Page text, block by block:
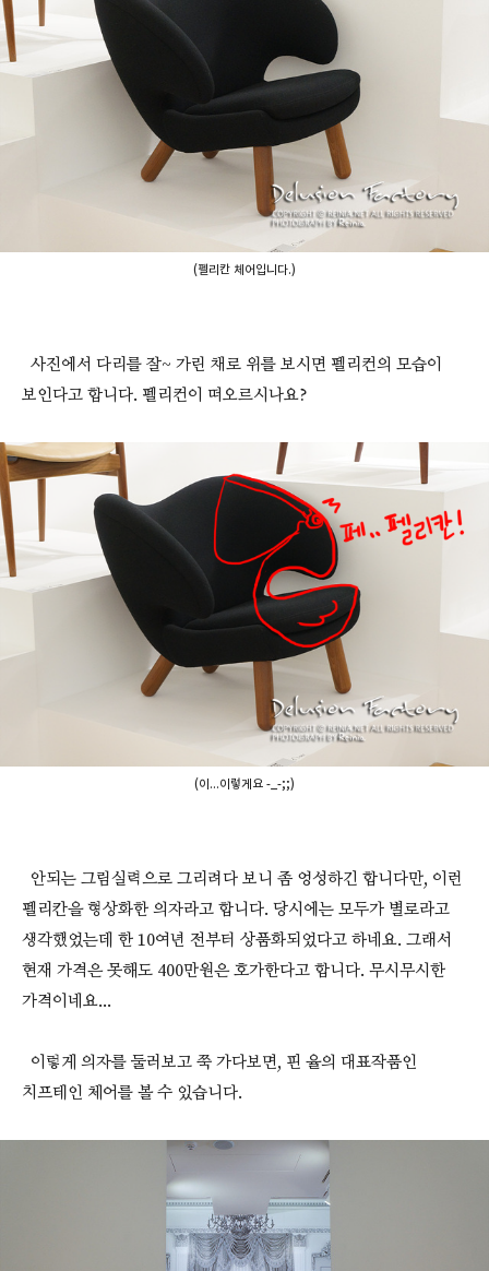
(펠리칸 체어입니다.)
사진에서 다리를 잘~ 가린 채로 위를 보시면 펠리컨의 모습이
보인다고 합니다. 펠리컨이 떠오르시나요?
(이...이렇게요 -_-;;)
안되는 그림실력으로 그리려다 보니 좀 엉성하긴 합니다만, 이런
펠리칸을 형상화한 의자라고 합니다. 당시에는 모두가 별로라고
생각했었는데 한 10여년 전부터 상품화되었다고 하네요. 그래서
현재 가격은 못해도 400만원은 호가한다고 합니다. 무시무시한
가격이네요...
이렇게 의자를 둘러보고 쭉 가다보면, 핀 율의 대표작품인
치프테인 체어를 볼 수 있습니다.